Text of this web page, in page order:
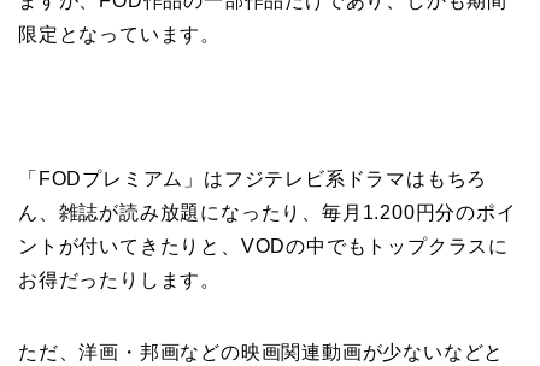
限定となっています。
「FODプレミアム」はフジテレビ系ドラマはもちろ
ん、雑誌が読み放題になったり、毎月1.200円分のポイ
ントが付いてきたりと、VODの中でもトップクラスに
お得だったりします。
ただ、洋画・邦画などの映画関連動画が少ないなどと